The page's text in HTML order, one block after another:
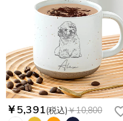
￥5,391(税込)￥10,800